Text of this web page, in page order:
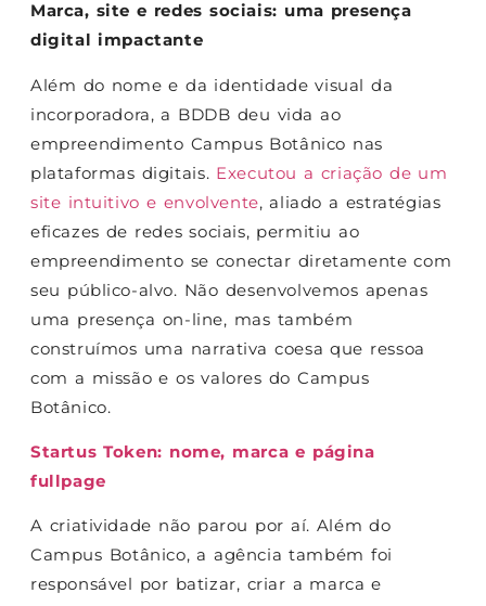
Marca, site e redes sociais: uma presença
digital impactante
Além do nome e da identidade visual da
incorporadora, a BDDB deu vida ao
empreendimento Campus Botânico nas
plataformas digitais. Executou a criação de um
site intuitivo e envolvente, aliado a estratégias
eficazes de redes sociais, permitiu ao
empreendimento se conectar diretamente com
seu público-alvo. Não desenvolvemos apenas
uma presença on-line, mas também
construímos uma narrativa coesa que ressoa
com a missão e os valores do Campus
Botânico.
Startus Token: nome, marca e página
fullpage
A criatividade não parou por aí. Além do
Campus Botânico, a agência também foi
responsável por batizar, criar a marca e